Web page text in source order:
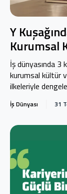
Y
Kurumsal
İş dünyasında 3
kurumsal kültür
ilkeleriyle
İş Dünyası 31